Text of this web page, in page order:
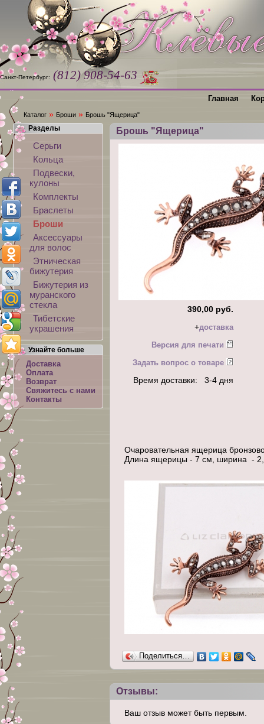
Санкт-Петербург: (812) 908-54-63
Главная
Каталог » Броши » Брошь "Ящерица"
Брошь "Ящерица"
390,00 руб.
+доставка
Версия для печати
Задать вопрос о товаре
Время доставки: 3-4 дня
Очаровательная ящерица
Длина ящерицы - 7 см, ширина -
Поделиться…
Отзывы:
Ваш отзыв может быть первым.
Разделы
Серьги
Кольца
Подвески,
кулоны
Комплекты
Браслеты
Броши
Аксессуары
для волос
Этническая
бижутерия
Бижутерия из
муранского
стекла
Тибетские
украшения
Узнайте больше
Доставка
Оплата
Возврат
Свяжитесь с нами
Контакты